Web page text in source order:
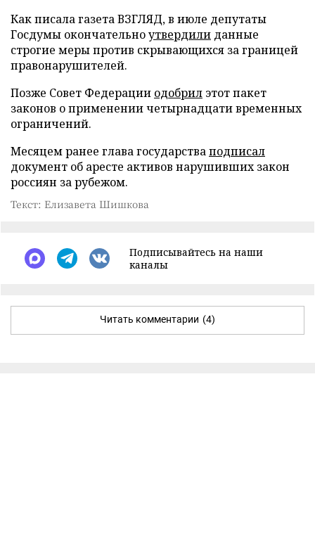
Как писала газета ВЗГЛЯД, в июле депутаты
Госдумы окончательноутвердили данные
строгие меры против скрывающихся за границей
правонарушителей.
Позже Совет Федерации одобрил этот пакет
законов о применении четырнадцати временных
ограничений.
Месяцем ранее глава государстваподписал
документ об аресте активов нарушивших закон
россиян за рубежом.
Текст: Елизавета Шишкова
Подписывайтесь на наши
каналы
Читать комментарии (4)